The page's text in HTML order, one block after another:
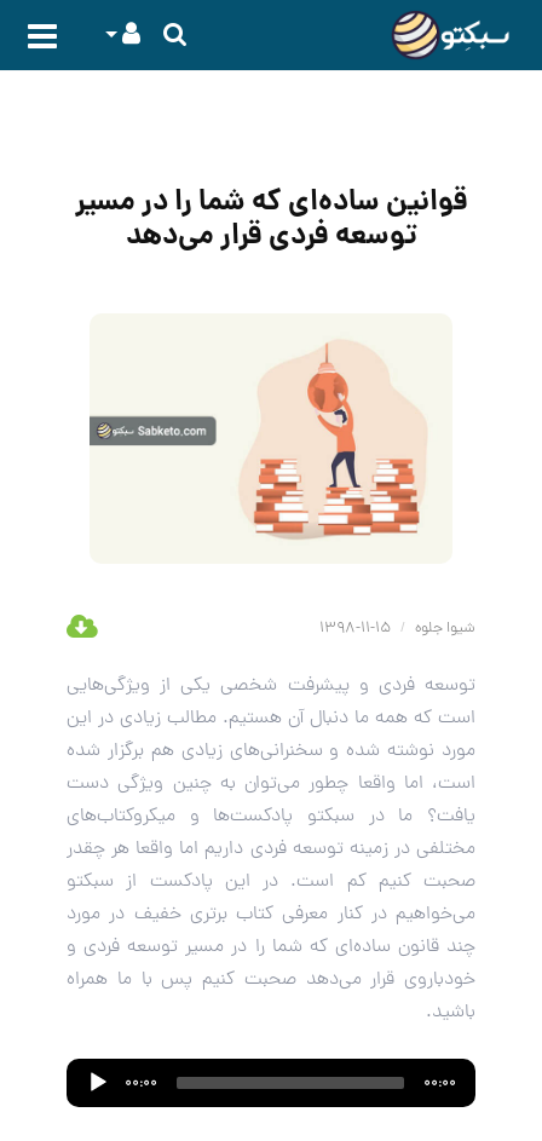
قوانین ساده‌ای که شما را در مسیر
توسعه فردی قرار می‌دهد
شیوا جلوه /
توسعه فردی و پیشرفت شخصی یکی از ویژگی‌هایی
است که همه ما دنبال آن هستیم. مطالب زیادی در این
مورد نوشته شده و سخنرانی‌های زیادی هم برگزار شده
است، اما واقعا چطور می‌توان به چنین ویژگی دست
یافت؟ ما در سبکتو پادکست‌ها و میکروکتاب‌های
مختلفی در زمینه توسعه فردی داریم اما واقعا هر چقدر
صحبت کنیم کم است. در این پادکست از سبکتو
می‌خواهیم در کنار معرفی کتاب برتری خفیف در مورد
چند قانون ساده‌ای که شما را در مسیر توسعه فردی و
خودباروی قرار می‌دهد صحبت کنیم پس با ما همراه
باشید.
Audio
Player
00:00 00:00